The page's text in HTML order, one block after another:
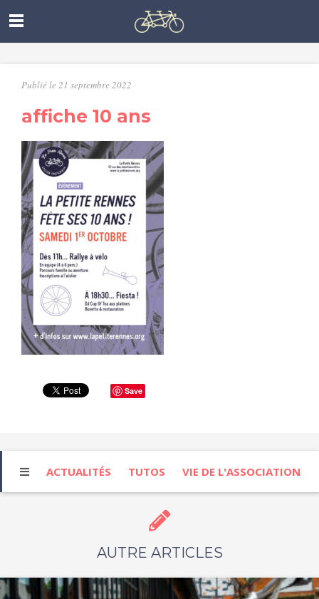
Publié le 21 septembre 2022
affiche 10 ans
Save
ACTUALITÉS TUTOS VIE DE L'ASSOCIATION
AUTRE ARTICLES